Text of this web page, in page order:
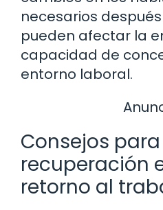
necesarios
pueden afectar la
capacidad de
entorno laboral.
Consejos
recuperación
retorno al